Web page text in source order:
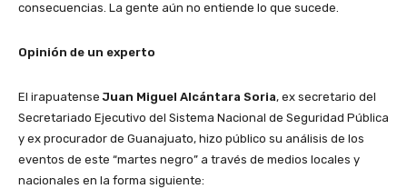
consecuencias. La gente aún no entiende lo que sucede.
Opinión de un experto
El irapuatenseJuan Miguel Alcántara Soria, ex secretario del
Secretariado Ejecutivo del Sistema Nacional de Seguridad Pública
y ex procurador de Guanajuato, hizo público su análisis de los
eventos de este “martes negro” a través de medios locales y
nacionales en la forma siguiente: